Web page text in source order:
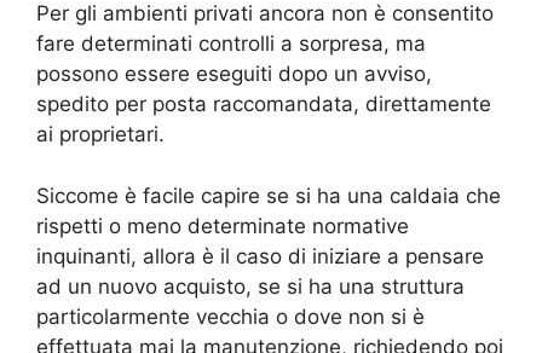
Per gli ambienti privati ancora non è consentito
fare determinati controlli a sorpresa, ma
possono essere eseguiti dopo un avviso,
spedito per posta raccomandata, direttamente
ai proprietari.
Siccome è facile capire se si ha una caldaia che
rispetti o meno determinate normative
inquinanti, allora è il caso di iniziare a pensare
ad un nuovo acquisto, se si ha una struttura
particolarmente vecchia o dove non si è
effettuata mai la manutenzione, richiedendo poi